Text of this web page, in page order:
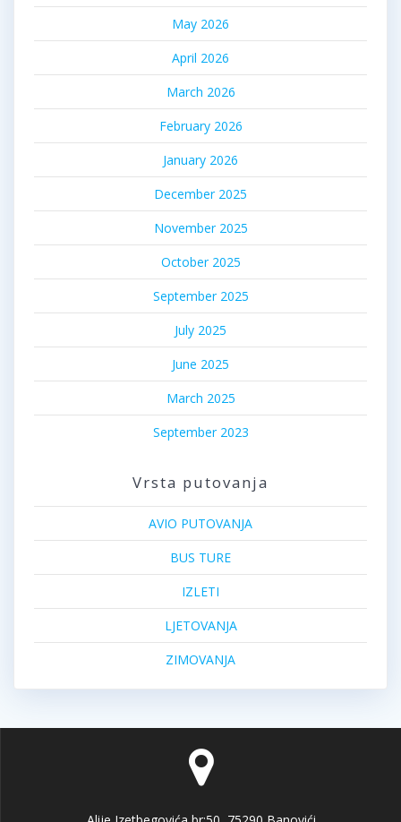
May 2026
April 2026
March 2026
February 2026
January 2026
December 2025
November 2025
October 2025
September 2025
July 2025
June 2025
March 2025
September 2023
Vrsta putovanja
AVIO PUTOVANJA
BUS TURE
IZLETI
LJETOVANJA
ZIMOVANJA